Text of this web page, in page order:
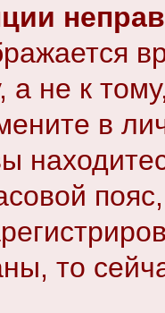
а не к
в
то